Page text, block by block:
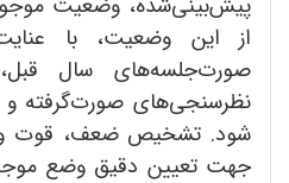
از این وضعیت، با
صورت‌جلسه‌های سال
نظرسنجی‌های صورت‌گرفته و
شود. تشخیص ضعف، قوت و
جهت تعیین دقیق وضع